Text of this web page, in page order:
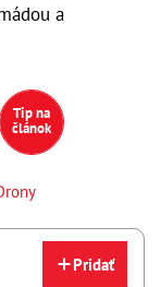
a
Tip na
článok
Pridať